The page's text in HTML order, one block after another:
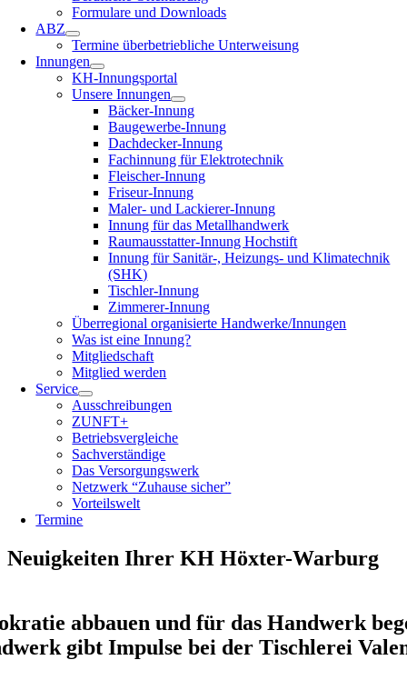
Formulare und Downloads
ABZ
Termine überbetriebliche Unterweisung
Innungen
KH-Innungsportal
Unsere Innungen
Bäcker-Innung
Baugewerbe-Innung
Dachdecker-Innung
Fachinnung für Elektrotechnik
Fleischer-Innung
Friseur-Innung
Maler- und Lackierer-Innung
Innung für das Metallhandwerk
Raumausstatter-Innung Hochstift
Innung für Sanitär-, Heizungs- und Klimatechnik
(SHK)
Tischler-Innung
Zimmerer-Innung
Überregional organisierte Handwerke/Innungen
Was ist eine Innung?
Mitgliedschaft
Mitglied werden
Service
Ausschreibungen
ZUNFT+
Betriebsvergleiche
Sachverständige
Das Versorgungswerk
Netzwerk “Zuhause sicher”
Vorteilswelt
Termine
Neuigkeiten Ihrer KH Höxter-Warburg
abbauen und für das Handwerk
gibt Impulse bei der Tischlerei